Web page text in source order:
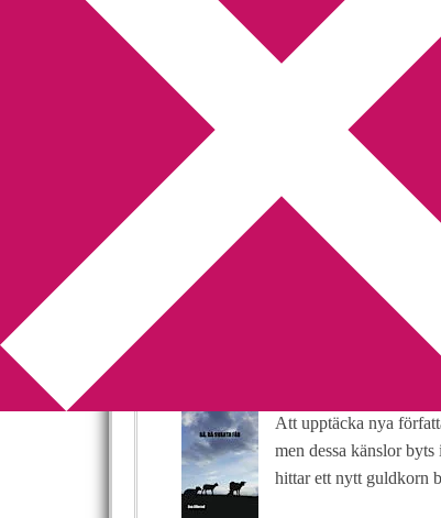
Författarfemman
Gästinlägg Bokbloggsjerka
You are here:Home
Många
Att upptäcka nya
men dessa känslor
hittar ett nytt guldkorn